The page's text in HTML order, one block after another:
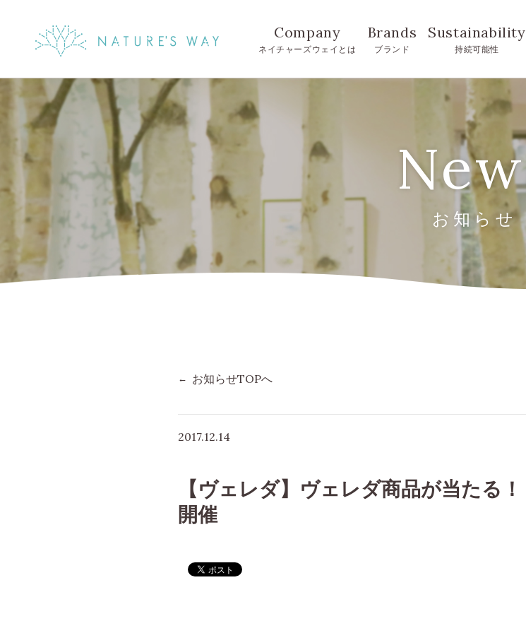
Company
ネイチャーズウェイとは
Brands
ブランド
Sustainability
持続可能性
お知らせ
お知らせTOPへ
2017.12.14
【ヴェレダ】ヴェレダ商品が当た
開催